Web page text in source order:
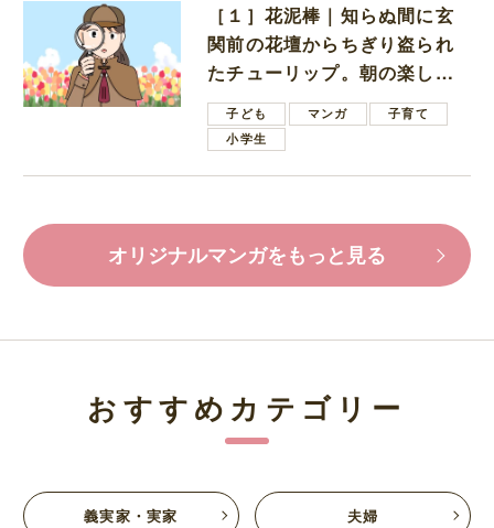
［１］花泥棒｜知らぬ間に玄
関前の花壇からちぎり盗られ
たチューリップ。朝の楽しみ
を奪われたショックは大きい
子ども マンガ
子育て
小学生
オリジナルマンガをもっと見る
おすすめカテゴリー
義実家・実家 夫婦